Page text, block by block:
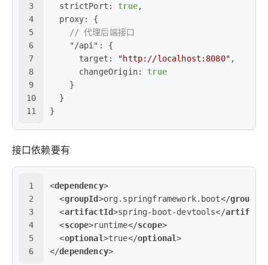
3
4
5
6
7
8
9
10
11
  strictPort
: true,
  proxy
:
{
// 代理后端接口
"/api" :
{
      target
: "http://localhost:8080" ,
      changeOrigin
:
true
}
}
}
接口依赖要有
1
2
3
4
5
6
<dependency>
<groupId>org.springframework.boot</groupId
<artifactId>spring-boot-devtools</
<scope>runtime</scope>
<optional>true</optional>
</dependency>